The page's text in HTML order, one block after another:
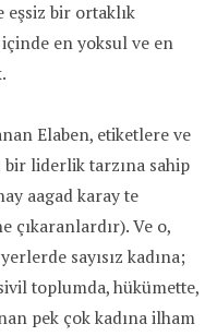
eşsiz bir ortaklık
en yoksul ve en
Elaben, etiketlere ve
liderlik tarzına sahip
aagad karay te
çıkaranlardır). Ve o,
sayısız kadına;
toplumda, hükümette,
pek çok kadına ilham